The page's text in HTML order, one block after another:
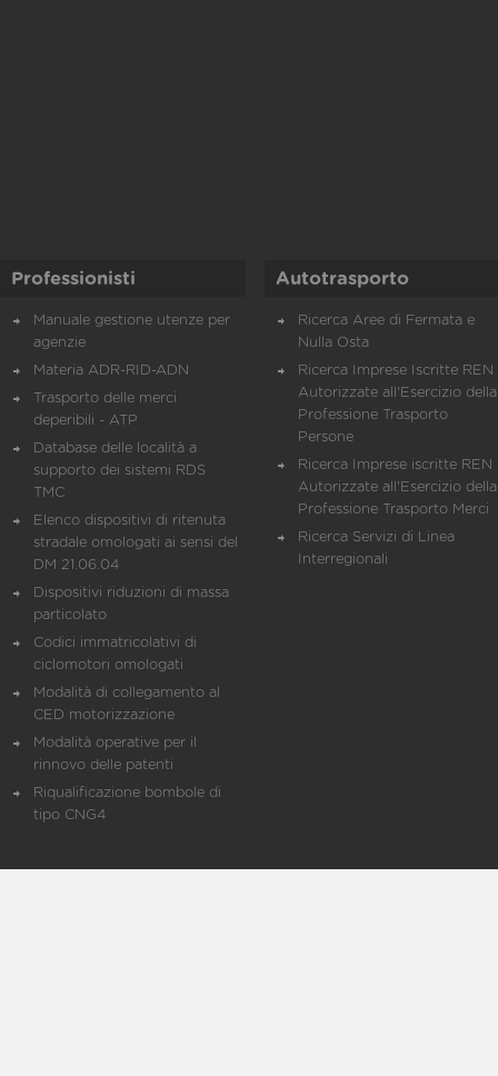
Professionisti
Manuale gestione utenze per
agenzie
Materia ADR-RID-ADN
Trasporto delle merci
deperibili - ATP
Database delle località a
supporto dei sistemi RDS
TMC
Elenco dispositivi di ritenuta
stradale omologati ai sensi del
DM 21.06.04
Dispositivi riduzioni di massa
particolato
Codici immatricolativi di
ciclomotori omologati
Modalità di collegamento al
CED motorizzazione
Modalità operative per il
rinnovo delle patenti
Riqualificazione bombole di
tipo CNG4
Autotrasporto
Ricerca Aree di Fermata e
Nulla Osta
Ricerca Imprese Iscritte REN
Autorizzate all'Esercizio della
Professione Trasporto
Persone
Ricerca Imprese iscritte REN
Autorizzate all'Esercizio della
Professione Trasporto Merci
Ricerca Servizi di Linea
Interregionali